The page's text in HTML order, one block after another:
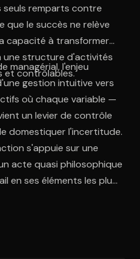
remparts contre
que le succès ne relève
capacité à transformer
une structure d'activités
et contrôlables.
managérial, l'enjeu
gestion intuitive vers
où chaque variable —
un levier de contrôle
domestiquer l'incertitude.
s'appuie sur une
acte quasi philosophique
en ses éléments les plus